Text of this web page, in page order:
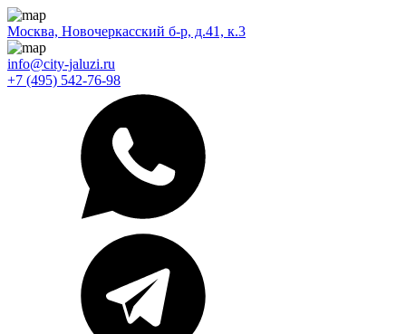
Москва, Новочеркасский б-р, д.41, к.3
info@city-jaluzi.ru
+7 (495) 542-76-98